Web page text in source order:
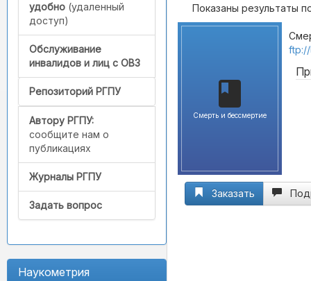
удобно (удаленный
доступ)
Обслуживание
инвалидов и лиц с ОВЗ
Репозиторий РГПУ
Автору РГПУ:
сообщите нам о
публикациях
Журналы РГПУ
Задать вопрос
Наукометрия
Показаны результаты
Смерть и бессмертие
Заказать